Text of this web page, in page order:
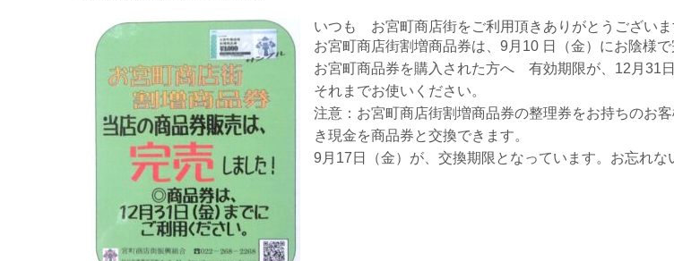
いつも お宮町商店街をご利用頂きありがとうご
お宮町商店街割増商品券は、9月10 日（金）にお陰様で
お宮町商品券を購入された方へ 有効期限が、12月31
それまでお使いください。
注意：お宮町商店街割増商品券の整理券をお持ちのお
き現金を商品券と交換できます。
9月17日（金）が、交換期限となっています。お忘れな